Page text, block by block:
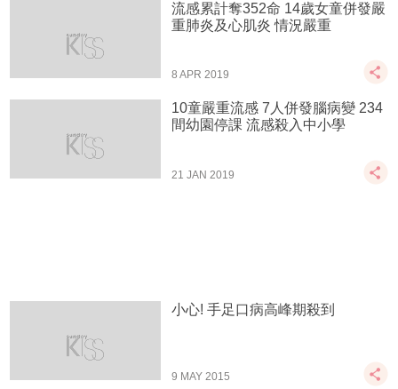
流感累計奪352命 14歲女童併發嚴
重肺炎及心肌炎 情況嚴重
8 APR 2019
10童嚴重流感 7人併發腦病變 234
間幼園停課 流感殺入中小學
21 JAN 2019
小心! 手足口病高峰期殺到
9 MAY 2015